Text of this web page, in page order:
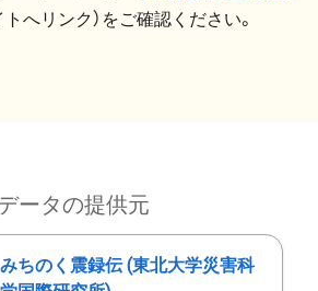
トへリンク）をご確認ください。
ータの提供元
みちのく震録伝 (東北大学災害科